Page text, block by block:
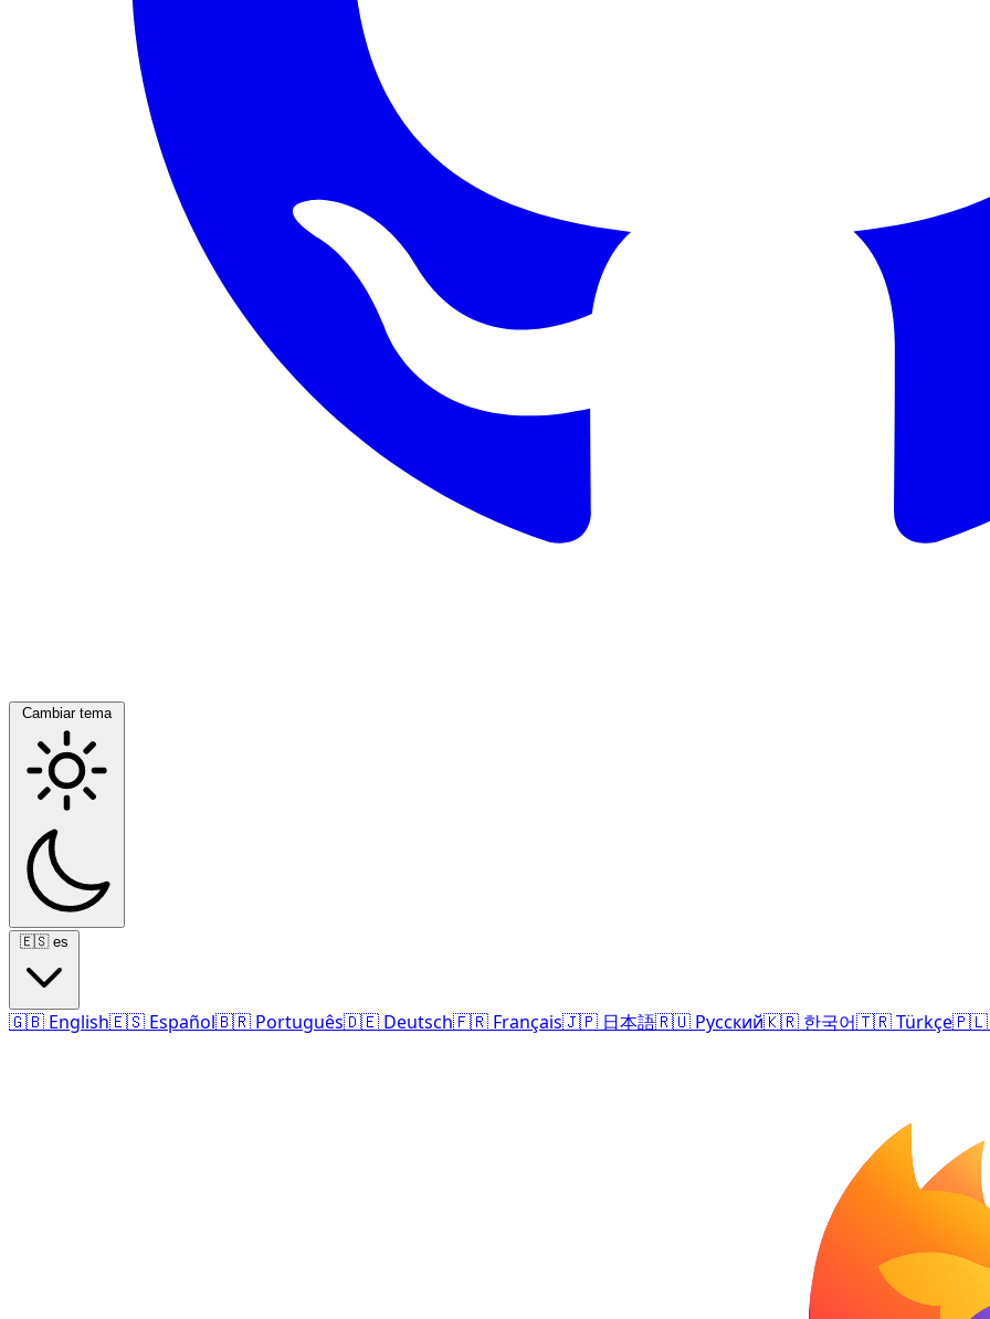
Cambiar tema
🇪🇸 es
🇬🇧 English🇪🇸 Español🇧🇷 Português🇩🇪 Deutsch🇫🇷 Français🇯🇵 日本語🇷🇺 Русский🇰🇷 한국어🇹🇷Türkçe🇵🇱